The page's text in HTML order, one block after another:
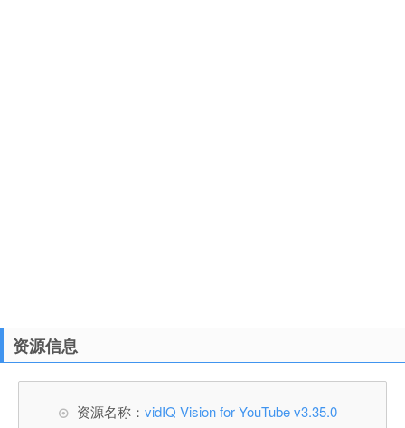
资源信息
资源名称： vidIQ Vision for YouTube v3.35.0